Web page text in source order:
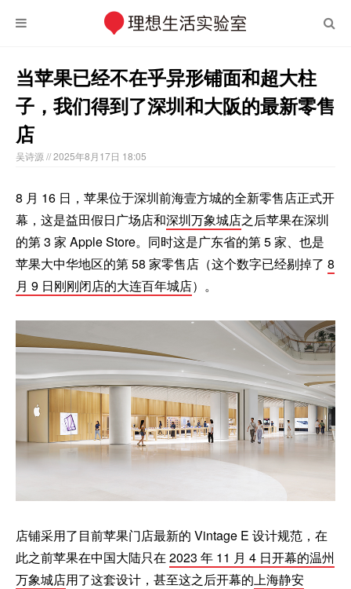
当苹果已经不在乎异形铺面和超大柱
子，我们得到了深圳和大阪的最新零售
店
吴诗源 // 2025年8月17日 18:05
8 月 16 日，苹果位于深圳前海壹方城的全新零售店正式开
幕，这是益田假日广场店和深圳万象城店之后苹果在深圳
的第 3 家 Apple Store。同时这是广东省的第 5 家、也是
苹果大中华地区的第 58 家零售店（这个数字已经剔掉了 8
月 9 日刚刚闭店的大连百年城店）。
店铺采用了目前苹果门店最新的 Vintage E 设计规范，在
此之前苹果在中国大陆只在 2023 年 11 月 4 日开幕的温州
万象城店用了这套设计，甚至这之后开幕的 上海静安